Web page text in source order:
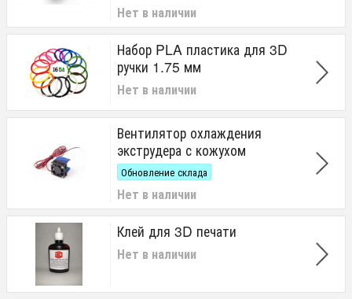
Нет в наличии
Набор PLA пластика для 3D
ручки 1.75 мм
Нет в наличии
Вентилятор охлаждения
экструдера с кожухом
Обновление склада
Нет в наличии
Клей для 3D печати
Нет в наличии